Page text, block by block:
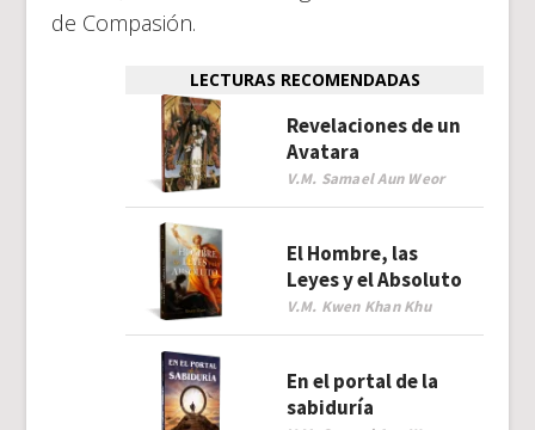
de Compasión.
LECTURAS RECOMENDADAS
Revelaciones de un
Avatara
V.M. Samael Aun Weor
El Hombre, las
Leyes y el Absoluto
V.M. Kwen Khan Khu
En el portal de la
sabiduría